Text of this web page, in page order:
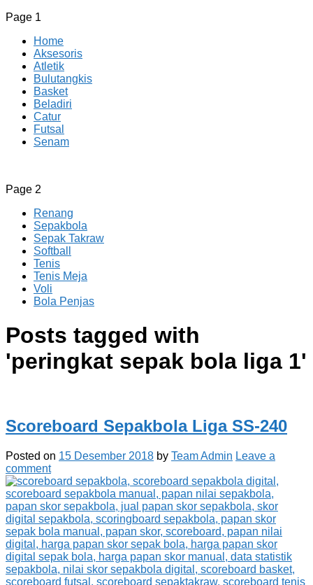
Page 1
Home
Aksesoris
Atletik
Bulutangkis
Basket
Beladiri
Catur
Futsal
Senam
CV JAYA BERSAMA Co Id
Menyediakan Semua Perlengkapan Olahraga Yang
Page 2
Renang
Sepakbola
Sepak Takraw
Softball
Tenis
Tenis Meja
Voli
Bola Penjas
Posts tagged with
'peringkat sepak bola liga 1'
Scoreboard Sepakbola Liga SS-240
Posted on 15 Desember 2018 by Team Admin Leave a
comment